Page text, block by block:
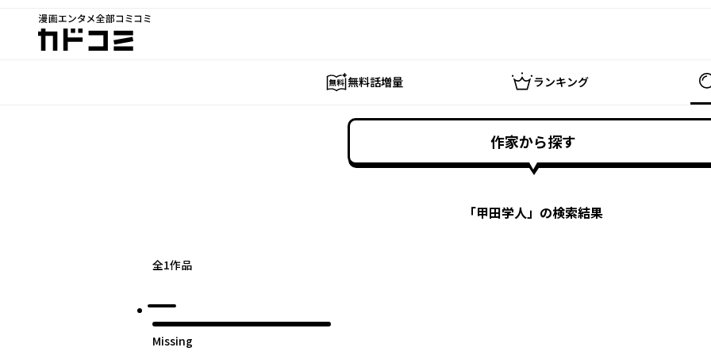
漫画エンタメ全部コミコミ
カドコミ
無料話増量 ランキング
作家から探す
「甲田学人」の検索結果
全1作品
Missing